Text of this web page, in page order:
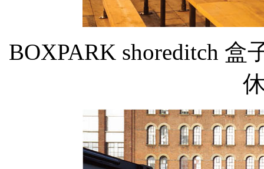
BOXPARK shoreditch